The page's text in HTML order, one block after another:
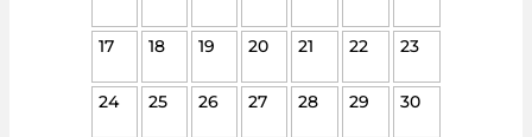
17 18 19 20 21 22 23
24 25 26 27 28 29 30